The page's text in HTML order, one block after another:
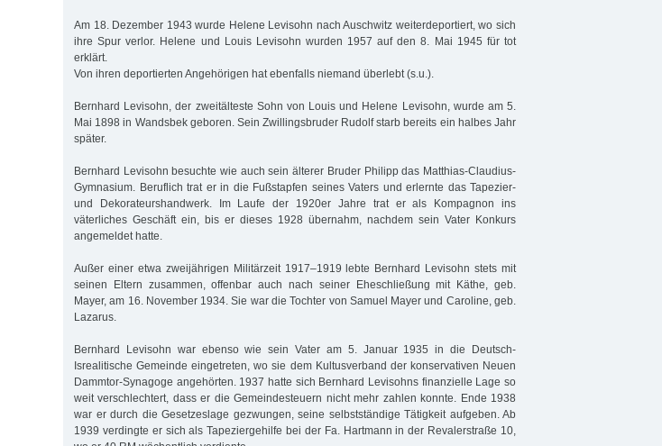
Am 18. Dezember 1943 wurde Helene Levisohn nach Auschwitz weiterdeportiert, wo sich
ihre Spur verlor. Helene und Louis Levisohn wurden 1957 auf den 8. Mai 1945 für tot
erklärt.
Von ihren deportierten Angehörigen hat ebenfalls niemand überlebt (s.u.).
Bernhard Levisohn, der zweitälteste Sohn von Louis und Helene Levisohn, wurde am 5.
Mai 1898 in Wandsbek geboren. Sein Zwillingsbruder Rudolf starb bereits ein halbes Jahr
später.
Bernhard Levisohn besuchte wie auch sein älterer Bruder Philipp das Matthias-Claudius-
Gymnasium. Beruflich trat er in die Fußstapfen seines Vaters und erlernte das Tapezier-
und Dekorateurshandwerk. Im Laufe der 1920er Jahre trat er als Kompagnon ins
väterliches Geschäft ein, bis er dieses 1928 übernahm, nachdem sein Vater Konkurs
angemeldet hatte.
Außer einer etwa zweijährigen Militärzeit 1917–1919 lebte Bernhard Levisohn stets mit
seinen Eltern zusammen, offenbar auch nach seiner Eheschließung mit Käthe, geb.
Mayer, am 16. November 1934. Sie war die Tochter von Samuel Mayer und Caroline, geb.
Lazarus.
Bernhard Levisohn war ebenso wie sein Vater am 5. Januar 1935 in die Deutsch-
Isrealitische Gemeinde eingetreten, wo sie dem Kultusverband der konservativen Neuen
Dammtor-Synagoge angehörten. 1937 hatte sich Bernhard Levisohns finanzielle Lage so
weit verschlechtert, dass er die Gemeindesteuern nicht mehr zahlen konnte. Ende 1938
war er durch die Gesetzeslage gezwungen, seine selbstständige Tätigkeit aufgeben. Ab
1939 verdingte er sich als Tapeziergehilfe bei der Fa. Hartmann in der Revalerstraße 10,